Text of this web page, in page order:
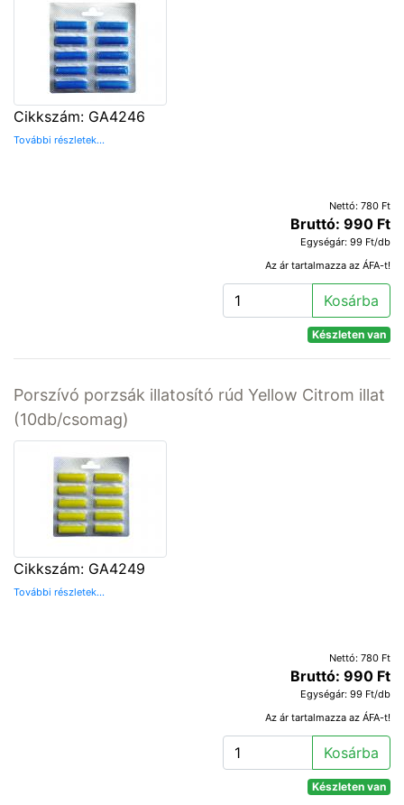
Cikkszám: GA4246
További részletek...
Nettó: 780 Ft
Bruttó: 990 Ft
Egységár: 99 Ft/db
Az ár tartalmazza az ÁFA-t!
Kosárba
Készleten van
Porszívó porzsák illatosító rúd Yellow Citrom illat
(10db/csomag)
Cikkszám: GA4249
További részletek...
Nettó: 780 Ft
Bruttó: 990 Ft
Egységár: 99 Ft/db
Az ár tartalmazza az ÁFA-t!
Kosárba
Készleten van